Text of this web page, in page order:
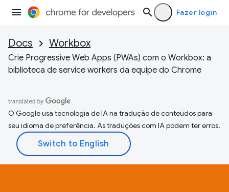
Fazer login
Docs Workbox
Crie Progressive Web Apps (PWAs) com o Workbox: a
biblioteca de service workers da equipe do Chrome
O Google usa tecnologia de IA na tradução de conteúdos para
seu idioma de preferência. As traduções com IA podem ter erros.